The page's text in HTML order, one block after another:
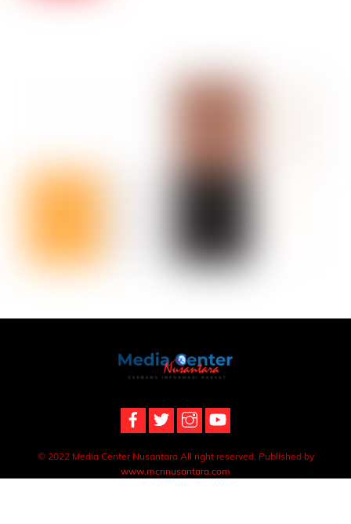
Back
To
© 2022 Media Center Nusantara All right reserved. Published by
www.mcnnusantara.com